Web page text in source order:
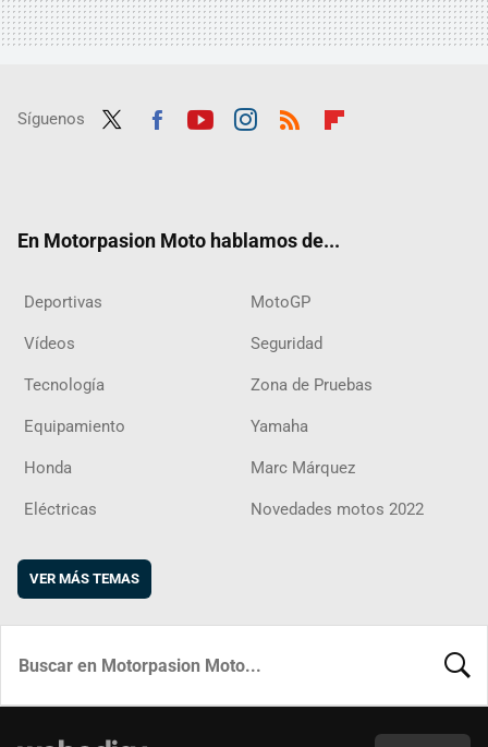
Síguenos
En Motorpasion Moto hablamos de...
Deportivas MotoGP
Vídeos Seguridad
Tecnología Zona de Pruebas
Equipamiento Yamaha
Honda Marc Márquez
Eléctricas Novedades motos 2022
VER MÁS TEMAS